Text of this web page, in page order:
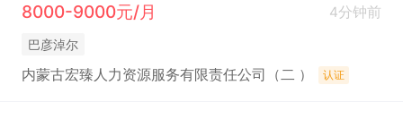
8000-9000元/月
4分钟前
巴彦淖尔
内蒙古宏臻人力资源服务有限责任公司（二 ） 认证